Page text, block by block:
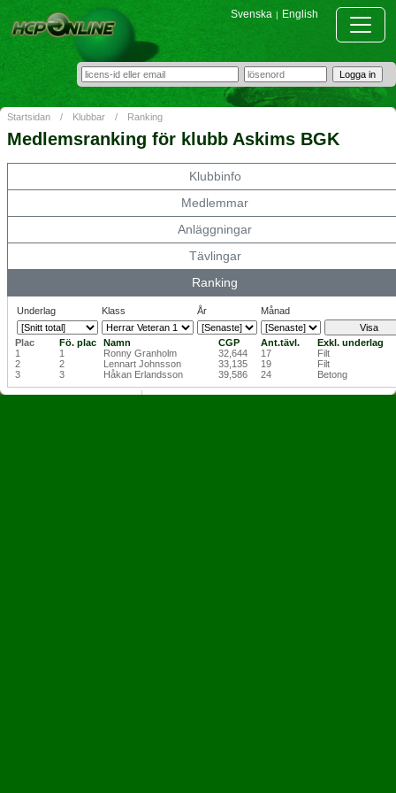
Svenska | English
Startsidan / Klubbar / Ranking
Medlemsranking för klubb Askims BGK
Klubbinfo
Medlemmar
Anläggningar
Tävlingar
Ranking
Underlag Klass År Månad
Plac Fö. plac Namn CGP Ant.tävl.
Exkl. underlag
1
1 Ronny Granholm 32,644 17
Filt
2
2 Lennart Johnsson 33,135 19
Filt
3
3 Håkan Erlandsson 39,586 24 Betong